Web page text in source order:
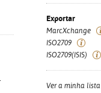
Exportar
MarcXchange
ISO2709
ISO2709(ISIS)
Ver a minha lista